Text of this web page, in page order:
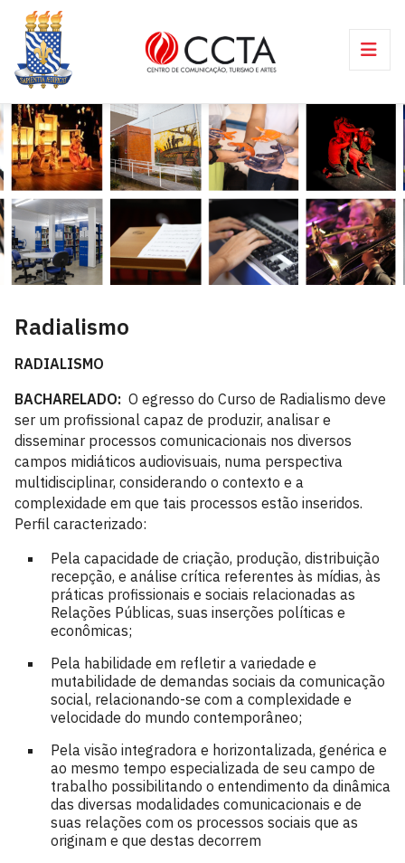
Radialismo
RADIALISMO
BACHARELADO: O egresso do Curso de Radialismo deve
ser um profissional capaz de produzir, analisar e
disseminar processos comunicacionais nos diversos
campos midiáticos audiovisuais, numa perspectiva
multidisciplinar, considerando o contexto e a
complexidade em que tais processos estão inseridos.
Perfil caracterizado:
Pela capacidade de criação, produção, distribuição
recepção, e análise crítica referentes às mídias, às
práticas profissionais e sociais relacionadas as
Relações Públicas, suas inserções políticas e
econômicas;
Pela habilidade em refletir a variedade e
mutabilidade de demandas sociais da comunicação
social, relacionando-se com a complexidade e
velocidade do mundo contemporâneo;
Pela visão integradora e horizontalizada, genérica e
ao mesmo tempo especializada de seu campo de
trabalho possibilitando o entendimento da dinâmica
das diversas modalidades comunicacionais e de
suas relações com os processos sociais que as
originam e que destas decorrem